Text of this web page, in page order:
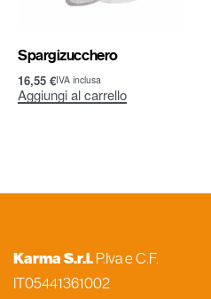
Spargizucchero
16,55 €IVA inclusa
Aggiungi al carrello
Karma S.r.l. P.Iva e C.F.
IT05441361002